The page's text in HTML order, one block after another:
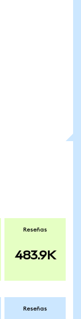
Reseñas
483.9K
Reseñas